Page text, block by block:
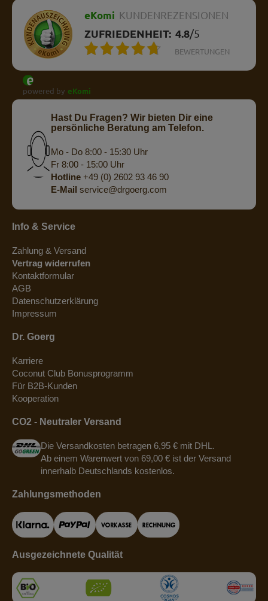
eKomi KUNDENREZENSIONEN
ZUFRIEDENHEIT: 4.8/5
BEWERTUNGEN
powered by eKomi
Hast Du Fragen? Wir bieten Dir eine
persönliche Beratung am Telefon.
Mo - Do 8:00 - 15:30 Uhr
Fr 8:00 - 15:00 Uhr
Hotline +49 (0) 2602 93 46 90
E-Mail service@drgoerg.com
Info & Service
Zahlung & Versand
Vertrag widerrufen
Kontaktformular
AGB
Datenschutzerklärung
Impressum
Dr. Goerg
Karriere
Coconut Club Bonusprogramm
Für B2B-Kunden
Kooperation
CO2 - Neutraler Versand
Die Versandkosten betragen 6,95 € mit DHL.
Ab einem Warenwert von 69,00 € ist der Versand
innerhalb Deutschlands kostenlos.
Zahlungsmethoden
Ausgezeichnete Qualität